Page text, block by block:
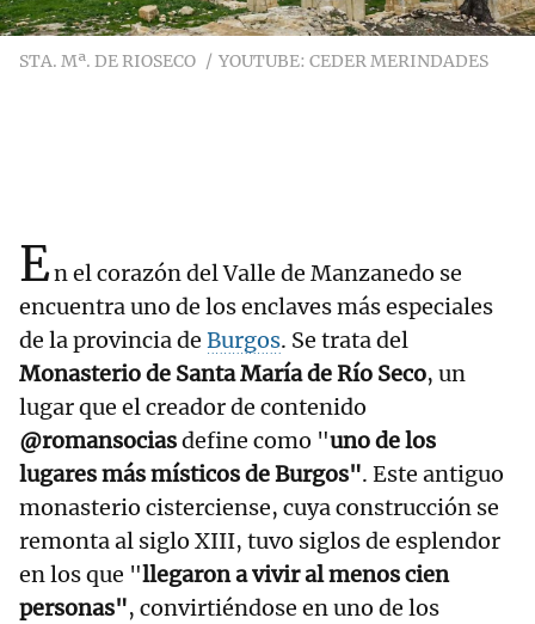
STA. Mª. DE RIOSECO YOUTUBE: CEDER MERINDADES
En el corazón del Valle de Manzanedo se
encuentra uno de los enclaves más especiales
de la provincia de Burgos. Se trata del
Monasterio de Santa María de Río Seco, un
lugar que el creador de contenido
@romansociasdefine como "uno de los
lugares más místicos de Burgos". Este antiguo
monasterio cisterciense, cuya construcción se
remonta al siglo XIII, tuvo siglos de esplendor
en los que "llegaron a vivir al menos cien
personas", convirtiéndose en uno de los